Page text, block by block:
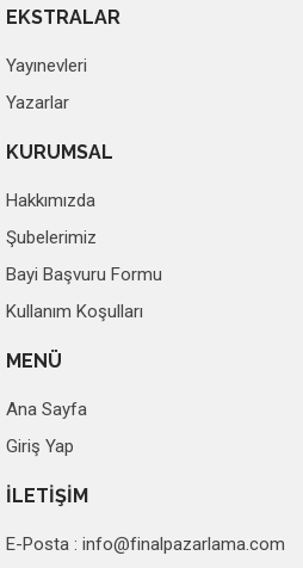
EKSTRALAR
Yayınevleri
Yazarlar
KURUMSAL
Hakkımızda
Şubelerimiz
Bayi Başvuru Formu
Kullanım Koşulları
MENÜ
Ana Sayfa
Giriş Yap
İLETİŞİM
E-Posta : info@finalpazarlama.com